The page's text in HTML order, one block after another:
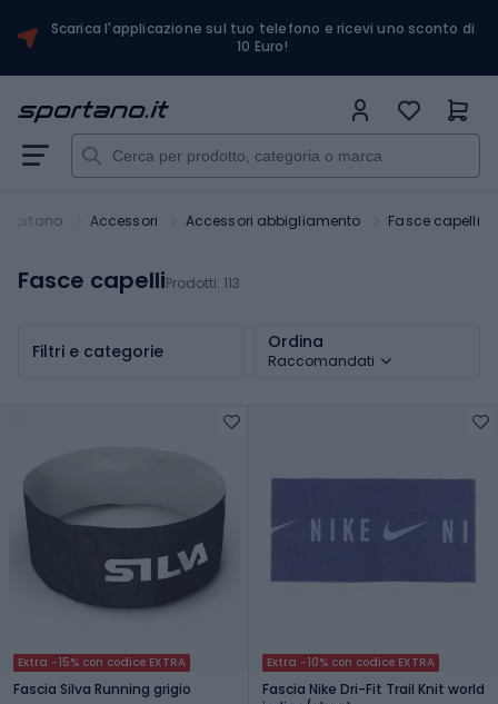
Scarica l'applicazione sul tuo telefono e ricevi uno sconto di
10 Euro!
Accessori Accessori abbigliamento Fasce capelli
Fasce capelliProdotti: 113
Filtri e categorie Ordina
Raccomandati
Extra -15% con codice EXTRA
Fascia Silva Running grigio
Extra -10% con codice EXTRA
Fascia Nike Dri-Fit Trail Knit world